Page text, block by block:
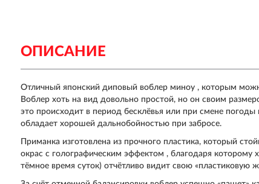
ОПИСАНИЕ
Отличный японский диповый воблер миноу , которым
Воблер хоть на вид довольно простой, но он своим
это происходит в период бесклёвья или при смене
обладает хорошей дальнобойностью при забросе.
Приманка изготовлена из прочного пластика, который
окрас с голографическим эффектом , благодаря
тёмное время суток) отчётливо видит свою «пластиковую